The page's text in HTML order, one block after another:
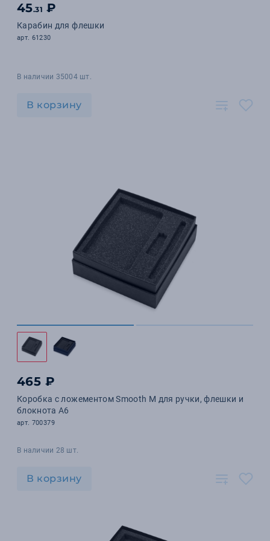
45.31 ₽
Карабин для флешки
арт. 61230
В наличии 35004 шт.
В корзину
465 ₽
Коробка с ложементом Smooth M для ручки, флешки и
блокнота А6
арт. 700379
В наличии 28 шт.
В корзину